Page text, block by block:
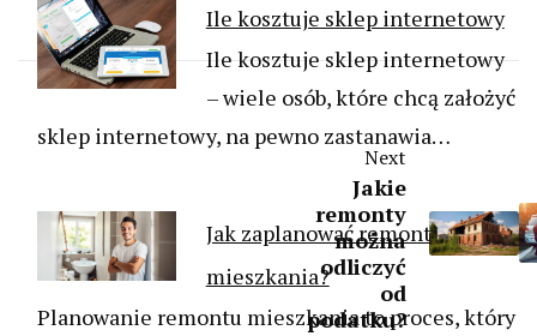
Ile kosztuje sklep internetowy
Ile kosztuje sklep internetowy
– wiele osób, które chcą założyć
sklep internetowy, na pewno zastanawia…
Jak zaplanować remont
mieszkania?
Planowanie remontu mieszkania to proces, który
Next
Jakie
remonty
można
odliczyć
od
podatku?